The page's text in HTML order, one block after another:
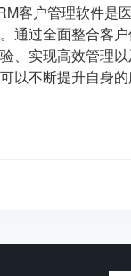
客户管理软件是
通过全面整合客
、实现高效管理
以不断提升自身